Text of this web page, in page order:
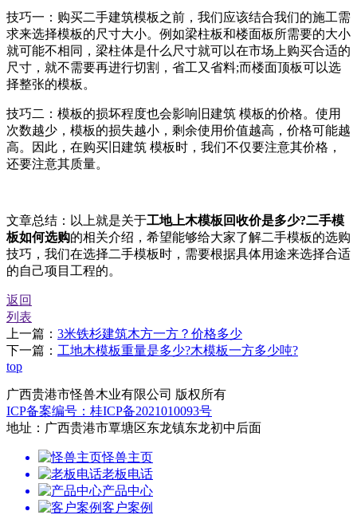
技巧一：购买二手建筑模板之前，我们应该结合我们的施工需
求来选择模板的尺寸大小。例如梁柱板和楼面板所需要的大小
就可能不相同，梁柱体是什么尺寸就可以在市场上购买合适的
尺寸，就不需要再进行切割，省工又省料;而楼面顶板可以选
择整张的模板。
技巧二：模板的损坏程度也会影响旧建筑 模板的价格。使用
次数越少，模板的损失越小，剩余使用价值越高，价格可能越
高。因此，在购买旧建筑 模板时，我们不仅要注意其价格，
还要注意其质量。
文章总结：以上就是关于工地上木模板回收价是多少?二手模
板如何选购的相关介绍，希望能够给大家了解二手模板的选购
技巧，我们在选择二手模板时，需要根据具体用途来选择合适
的自己项目工程的。
返回
列表
上一篇： 3米铁杉建筑木方一方？价格多少
下一篇： 工地木模板重量是多少?木模板一方多少吨?
top
广西贵港市怪兽木业有限公司 版权所有
ICP备案编号：桂ICP备2021010093号
地址：广西贵港市覃塘区东龙镇东龙初中后面
怪兽主页
老板电话
产品中心
客户案例